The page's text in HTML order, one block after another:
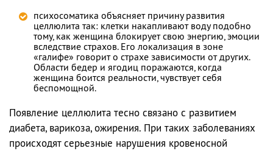
психосоматика объясняет причину развития
целлюлита так: клетки накапливают воду подобно
тому, как женщина блокирует свою энергию, эмоции
вследствие страхов. Его локализация в зоне
«галифе» говорит о страхе зависимости от других.
Области бедер и ягодиц поражаются, когда
женщина боится реальности, чувствует себя
беспомощной.
Появление целлюлита тесно связано с развитием
диабета, варикоза, ожирения. При таких заболеваниях
происходят серьезные нарушения кровеносной